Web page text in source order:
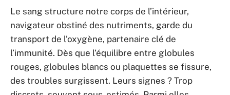
Le sang structure notre corps de l’intérieur,
navigateur obstiné des nutriments, garde du
transport de l’oxygène, partenaire clé de
l’immunité. Dès que l’équilibre entre globules
rouges, globules blancs ou plaquettes se fissure,
des troubles surgissent. Leurs signes ? Trop